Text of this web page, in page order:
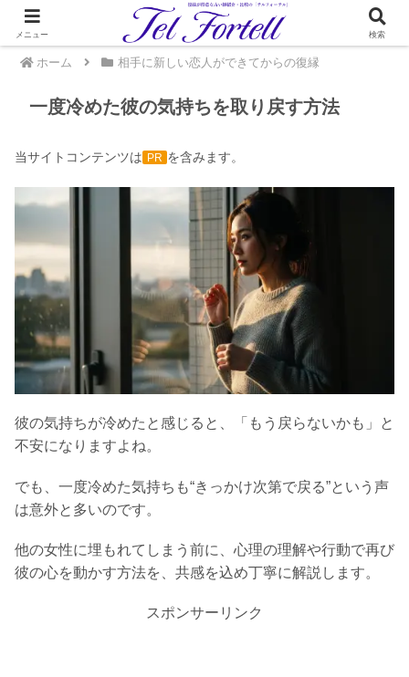
ホーム 相手に新しい恋人ができてからの復縁
一度冷めた彼の気持ちを取り戻す方法
当サイトコンテンツは PR を含みます。
彼の気持ちが冷めたと感じると、「もう戻らないかも」と
不安になりますよね。
でも、一度冷めた気持ちも“きっかけ次第で戻る”という声
は意外と多いのです。
他の女性に埋もれてしまう前に、心理の理解や行動で再び
彼の心を動かす方法を、共感を込め丁寧に解説します。
スポンサーリンク
メニュー 検索